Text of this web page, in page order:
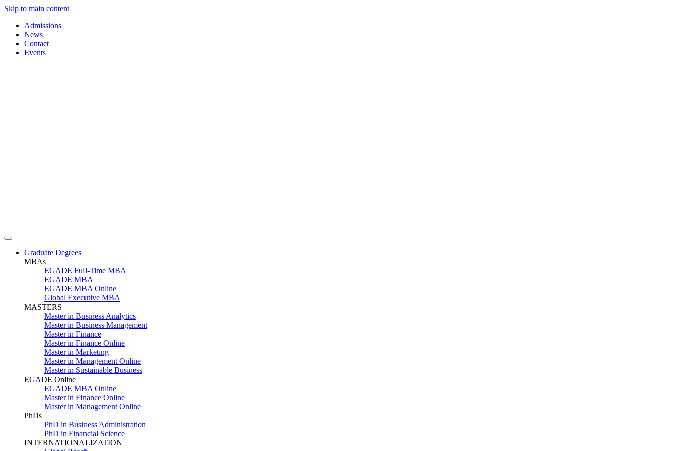
Skip to main content
Admissions
News
Contact
Events
Graduate Degrees
MBAs
EGADE Full-Time MBA
EGADE MBA
EGADE MBA Online
Global Executive MBA
MASTERS
Master in Business Analytics
Master in Business Management
Master in Finance
Master in Finance Online
Master in Marketing
Master in Management Online
Master in Sustainable Business
EGADE Online
EGADE MBA Online
Master in Finance Online
Master in Management Online
PhDs
PhD in Business Administration
PhD in Financial Science
INTERNATIONALIZATION